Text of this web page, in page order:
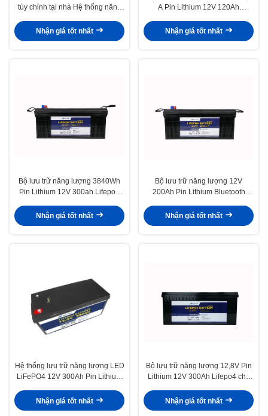
tùy chỉnh tại nhà Hệ thống năng
Nhận giá tốt nhất
A Pin Lithium 12V 120Ah
Nhận giá tốt nhất
Bộ lưu trữ năng lượng 3840Wh
Pin Lithium 12V 300ah Lifepo4
Nhận giá tốt nhất
Bộ lưu trữ năng lượng 12V
200Ah Pin Lithium Bluetooth
Lithium
Nhận giá tốt nhất
Hệ thống lưu trữ năng lượng LED
LiFePO4 12V 300Ah Pin Lithium
Nhận giá tốt nhất
Bộ lưu trữ năng lượng 12,8V Pin
Lithium 12V 300Ah Lifepo4 cho
Nhận giá tốt nhất